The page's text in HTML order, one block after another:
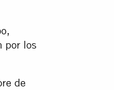
por los
de